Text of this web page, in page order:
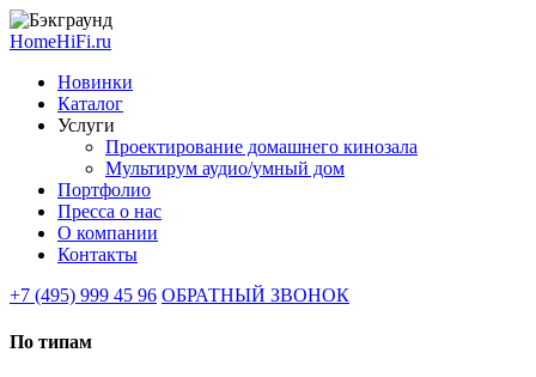
HomeHiFi.ru
Новинки
Каталог
Услуги
Проектирование домашнего кинозала
Мультирум аудио/умный дом
Портфолио
Пресса о нас
О компании
Контакты
+7 (495) 999 45 96 ОБРАТНЫЙ ЗВОНОК
По типам